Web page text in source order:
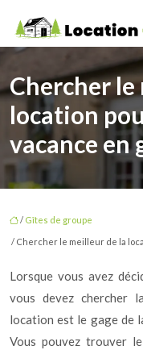
Chercher le
location
vacance en
/ Gîtes de groupe
/ Chercher le meilleur de la
Lorsque vous avez
vous devez chercher
location est le gage de
Vous pouvez trouver